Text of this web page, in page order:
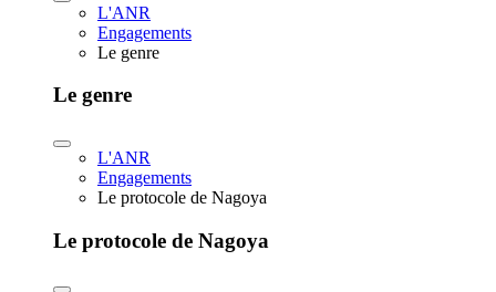
L'ANR
Engagements
Le genre
Le genre
L'ANR
Engagements
Le protocole de Nagoya
Le protocole de Nagoya